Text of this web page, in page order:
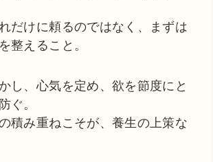
だけに頼るのではなく、まずは
整えること。
し、心気を定め、欲を節度にと
ぐ。
積み重ねこそが、養生の上策な